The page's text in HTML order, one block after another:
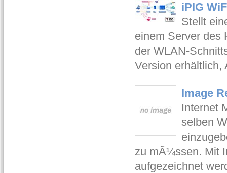
iPIG
Stellt
einem Server des
der WLAN-
Version
Image
Internet
selben
zu mÃ¼ssen. Mit
aufgezeichnet